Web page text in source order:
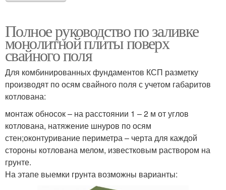
Полное руководство по заливке
монолитной плиты поверх
свайного поля
Для комбинированных фундаментов КСП разметку
производят по осям свайного поля с учетом габаритов
котлована:
монтаж обносок – на расстоянии 1 – 2 м от углов
котлована, натяжение шнуров по осям
стен;оконтуривание периметра – черта для каждой
стороны котлована мелом, известковым раствором на
грунте.
На этапе выемки грунта возможны варианты: